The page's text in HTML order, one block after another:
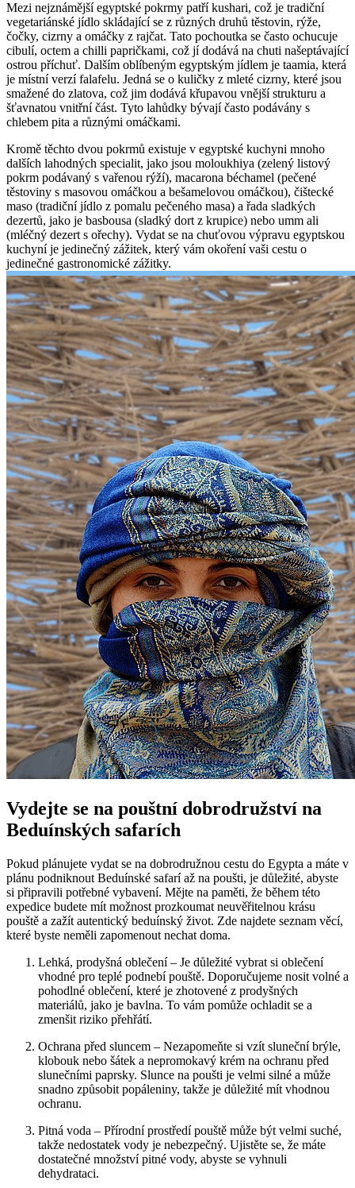
Mezi nejznámější egyptské pokrmy patří kushari, což je tradiční
vegetariánské jídlo skládající se z různých druhů těstovin, rýže,
čočky, cizrny a omáčky z rajčat. Tato pochoutka se často ochucuje
cibulí, octem a chilli papričkami, což jí dodává na chuti našeptávající
ostrou příchuť. Dalším oblíbeným egyptským jídlem je taamia, která
je místní verzí falafelu. Jedná se o kuličky z mleté cizrny, které jsou
smažené do zlatova, což jim dodává křupavou vnější strukturu a
šťavnatou vnitřní část. Tyto lahůdky bývají často podávány s
chlebem pita a různými omáčkami.
Kromě těchto dvou pokrmů existuje v egyptské kuchyni mnoho
dalších lahodných specialit, jako jsou moloukhiya (zelený listový
pokrm podávaný s vařenou rýží), macarona béchamel (pečené
těstoviny s masovou omáčkou a bešamelovou omáčkou), čištecké
maso (tradiční jídlo z pomalu pečeného masa) a řada sladkých
dezertů, jako je basbousa (sladký dort z krupice) nebo umm ali
(mléčný dezert s ořechy). Vydat se na chuťovou výpravu egyptskou
kuchyní je jedinečný zážitek, který vám okoření vaši cestu o
jedinečné gastronomické zážitky.
Vydejte se na pouštní dobrodružství na
Beduínských safarích
Pokud plánujete vydat se na dobrodružnou cestu do Egypta a máte v
plánu podniknout Beduínské safarí až na poušti, je důležité, abyste
si připravili potřebné vybavení. Mějte na paměti, že během této
expedice budete mít možnost prozkoumat neuvěřitelnou krásu
pouště a zažít autentický beduínský život. Zde najdete seznam věcí,
které byste neměli zapomenout nechat doma.
Lehká, prodyšná oblečení – Je důležité vybrat si oblečení
vhodné pro teplé podnebí pouště. Doporučujeme nosit volné a
pohodlné oblečení, které je zhotovené z prodyšných
materiálů, jako je bavlna. To vám pomůže ochladit se a
zmenšit riziko přehřátí.
Ochrana před sluncem – Nezapomeňte si vzít sluneční brýle,
klobouk nebo šátek a nepromokavý krém na ochranu před
slunečními paprsky. Slunce na poušti je velmi silné a může
snadno způsobit popáleniny, takže je důležité mít vhodnou
ochranu.
Pitná voda – Přírodní prostředí pouště může být velmi suché,
takže nedostatek vody je nebezpečný. Ujistěte se, že máte
dostatečné množství pitné vody, abyste se vyhnuli
dehydrataci.